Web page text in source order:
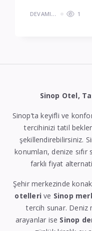
DEVAMI... 1
Sinop Otel,
Sinop’ta keyifli ve
tercihinizi tatil
şekillendirebilirsiniz.
konumları, denize
farklı fiyat
Şehir merkezinde
otelleri ve Sinop
tercih sunar. Deniz
arayanlar ise Sinop